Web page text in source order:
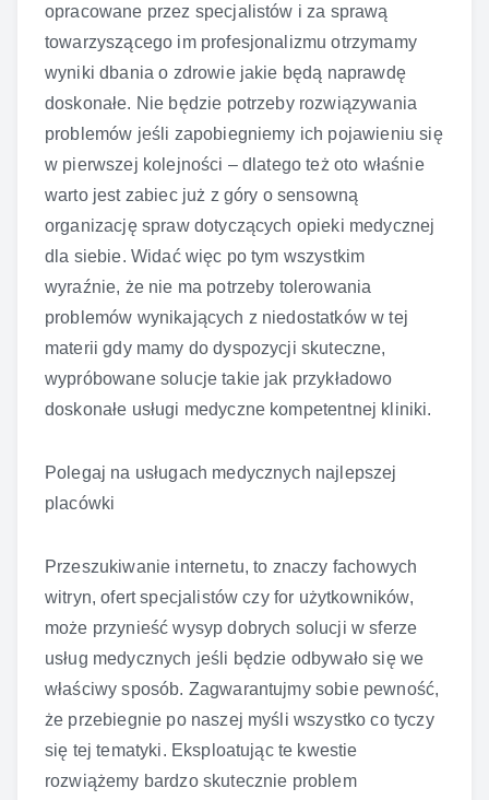
opracowane przez specjalistów i za sprawą
towarzyszącego im profesjonalizmu otrzymamy
wyniki dbania o zdrowie jakie będą naprawdę
doskonałe. Nie będzie potrzeby rozwiązywania
problemów jeśli zapobiegniemy ich pojawieniu się
w pierwszej kolejności – dlatego też oto właśnie
warto jest zabiec już z góry o sensowną
organizację spraw dotyczących opieki medycznej
dla siebie. Widać więc po tym wszystkim
wyraźnie, że nie ma potrzeby tolerowania
problemów wynikających z niedostatków w tej
materii gdy mamy do dyspozycji skuteczne,
wypróbowane solucje takie jak przykładowo
doskonałe usługi medyczne kompetentnej kliniki.
Polegaj na usługach medycznych najlepszej
placówki
Przeszukiwanie internetu, to znaczy fachowych
witryn, ofert specjalistów czy for użytkowników,
może przynieść wysyp dobrych solucji w sferze
usług medycznych jeśli będzie odbywało się we
właściwy sposób. Zagwarantujmy sobie pewność,
że przebiegnie po naszej myśli wszystko co tyczy
się tej tematyki. Eksploatując te kwestie
rozwiążemy bardzo skutecznie problem